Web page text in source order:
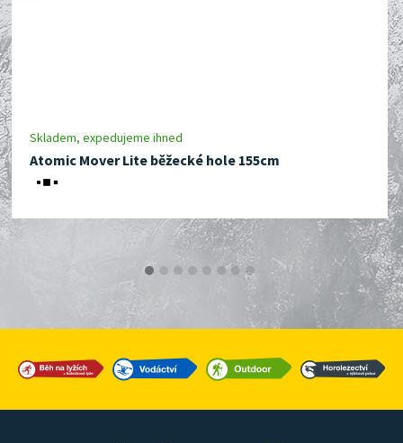
Skladem, expedujeme ihned
Atomic Mover Lite běžecké hole 155cm